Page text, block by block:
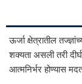
ऊर्जा क्षेत्रातील
शक्यता असली तरी
आत्मनिर्भर होण्यास